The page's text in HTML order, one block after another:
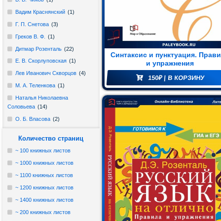
Доктора
Евдокименко
и
доверенных
авторов.
Вадим Краснянский (1)
Г. П. Снетова (3)
Греков В. Ф. (1)
Дитмар Розенталь (22)
Е. В. Скорлуповская (1)
Лев Иванович Скворцов (4)
М. А. Теленкова (1)
Наталья Николаевна
Соловьева (14)
О. Б. Власова (2)
Количество страниц
~ 100 книжных листов
~ 1000 книжных листов
~ 1100 книжных листов
~ 1200 книжных листов
~ 1400 книжных листов
~ 200 книжных листов
Синтаксис и пунктуация.
и упражнения
150₽ | В КОРЗИНУ